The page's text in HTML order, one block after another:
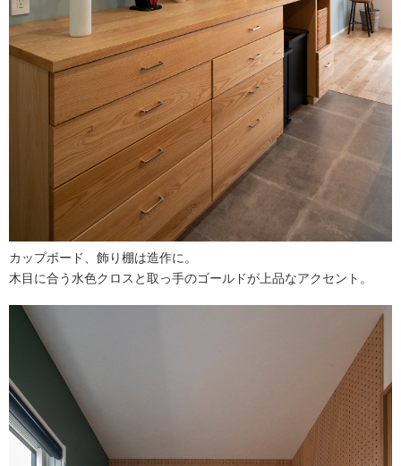
カップボード、飾り棚は造作に。
木目に合う水色クロスと取っ手のゴールドが上品なアクセント。